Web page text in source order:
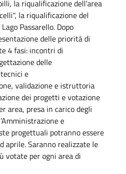
la riqualificazione dell’area
la riqualificazione del
Passarello. Dopo
delle priorità di
4 fasi: incontri di
delle
e
validazione e istruttoria
dei progetti e votazione
area, presa in carico degli
e
progettuali potranno essere
aprile. Saranno realizzate le
votate per ogni area di